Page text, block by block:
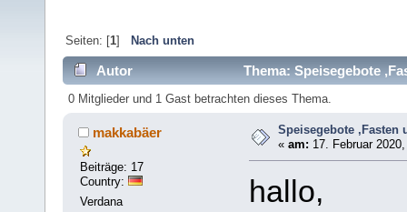
Seiten: [1] Nach unten
Autor Thema: Speisegebote
0 Mitglieder und 1 Gast betrachten dieses Thema.
makkabäer
Beiträge: 17
Country:
Verdana
Speisegebote ,Fasten
«am: 17. Februar
hallo,